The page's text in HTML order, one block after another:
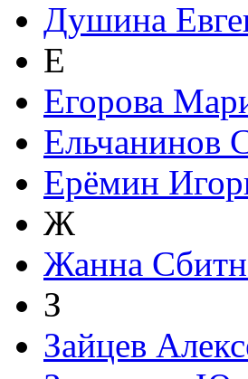
Душина
Е
Егорова
Ельчанинов
Ерёмин
Ж
Жанна
З
Зайцев